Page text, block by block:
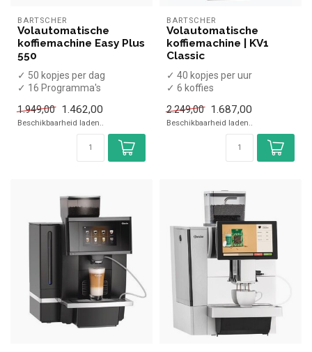
BARTSCHER
Volautomatische
koffiemachine Easy Plus
550
✓ 50 kopjes per dag
✓ 16 Programma's
✓ Handmatig w...
1.949,00 1.462,00
Beschikbaarheid laden..
BARTSCHER
Volautomatische
koffiemachine | KV1
Classic
✓ 40 kopjes per uur
✓ 6 koffies
✓ Vaste wateraansluiting
✓ 230 ...
2.249,00 1.687,00
Beschikbaarheid laden..